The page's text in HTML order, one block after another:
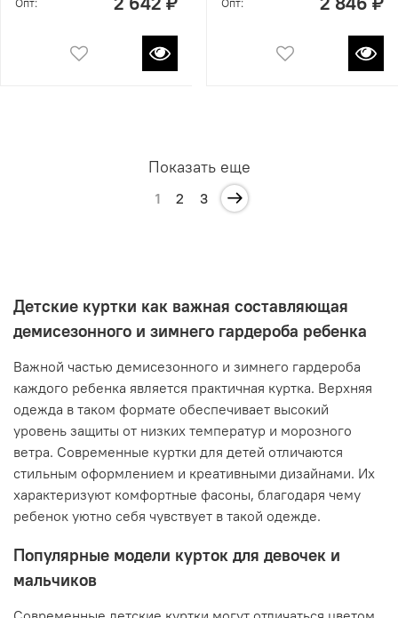
Опт: Опт:
Показать еще
1 2 3
Детские куртки как важная составляющая
демисезонного и зимнего гардероба ребенка
Важной частью демисезонного и зимнего гардероба
каждого ребенка является практичная куртка. Верхняя
одежда в таком формате обеспечивает высокий
уровень защиты от низких температур и морозного
ветра. Современные куртки для детей отличаются
стильным оформлением и креативными дизайнами. Их
характеризуют комфортные фасоны, благодаря чему
ребенок уютно себя чувствует в такой одежде.
Популярные модели курток для девочек и
мальчиков